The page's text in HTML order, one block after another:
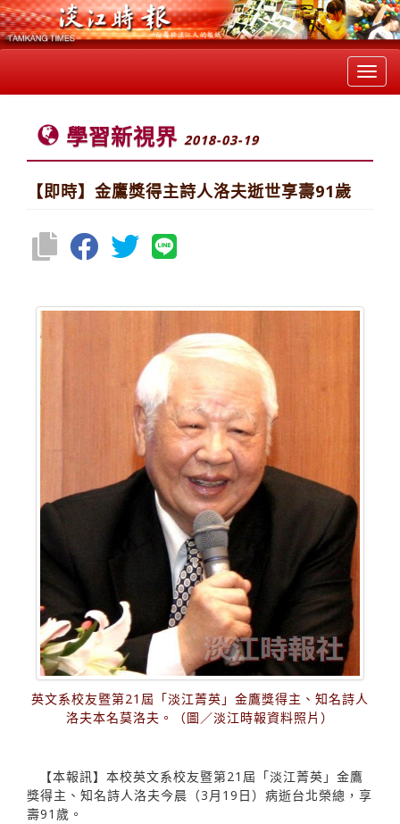
學習新視界 2018-03-19
【即時】金鷹獎得主詩人洛夫逝世享壽91歲
英文系校友暨第21屆「淡江菁英」金鷹獎得主、知名詩人
洛夫本名莫洛夫。（圖／淡江時報資料照片）
【本報訊】本校英文系校友暨第21屆「淡江菁英」金鷹
獎得主、知名詩人洛夫今晨（3月19日）病逝台北榮總，享
壽91歲。